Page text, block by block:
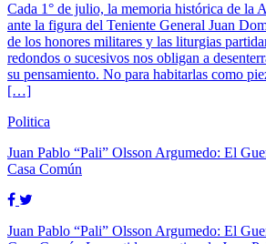
Cada 1° de julio, la memoria histórica de la
ante la figura del Teniente General Juan
de los honores militares y las liturgias
redondos o sucesivos nos obligan a
su pensamiento. No para habitarlas como
[…]
Politica
Juan Pablo “Pali” Olsson Argumedo: El
Casa Común
Juan Pablo “Pali” Olsson Argumedo: El